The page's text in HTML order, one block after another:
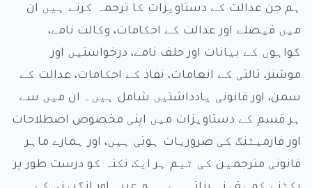
ہم جن عدالت کے دستاویزات کا ترجمہ کرتے ہیں ان
میں فیصلے اور عدالت کے احکامات، وکالت نامے،
گواہوں کے بیانات اور حلف نامے، درخواستیں اور
موشنز، ثالثی کے انعامات، نفاذ کے احکامات، عدالت کے
سمن، اور قانونی یادداشتیں شامل ہیں۔ ان میں سے
ہر قسم کے دستاویزات میں اپنی مخصوص اصطلاحات
اور فارمیٹنگ کی ضروریات ہوتی ہیں، اور ہمارے ماہر
قانونی مترجمین کی ٹیم ہر ایک نکتہ کو درست طور پر